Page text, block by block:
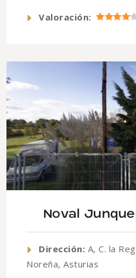
Valoración:
Noval
Dirección: A, C. la
Noreña, Asturias